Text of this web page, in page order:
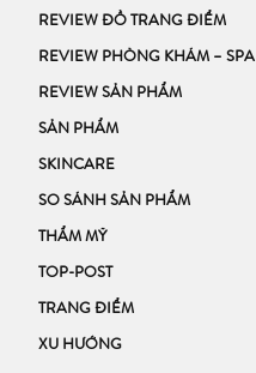
REVIEW ĐỒ TRANG ĐIỂM
REVIEW PHÒNG KHÁM – SPA
REVIEW SẢN PHẨM
SẢN PHẨM
SKINCARE
SO SÁNH SẢN PHẨM
THẨM MỸ
TOP-POST
TRANG ĐIỂM
XU HƯỚNG